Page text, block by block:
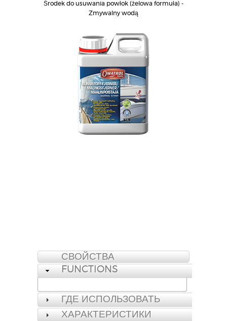
Środek do usuwania powłok (żelowa formuła) -
Zmywalny wodą
СВОЙСТВА
FUNCTIONS
ГДЕ ИСПОЛЬЗОВАТЬ
ХАРАКТЕРИСТИКИ